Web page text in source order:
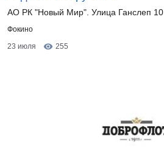
АО РК "Новый Мир". Улица Ганслеп 10
Фокино
23 июля
255